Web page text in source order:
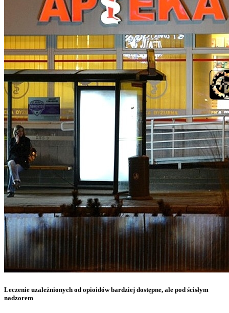
Leczenie uzależnionych od opioidów bardziej dostępne, ale pod ścisłym
nadzorem